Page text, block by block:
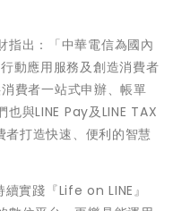
指出：「中華電信為國內
動應用服務及創造消費者
費者一站式申辦、帳單
與LINE Pay及LINE TAX
打造快速、便利的智慧
實踐『Life on LINE』